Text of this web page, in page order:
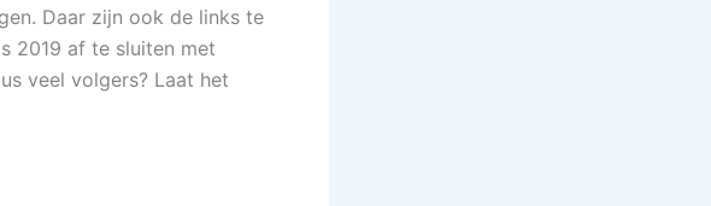
Daar zijn ook de links te
2019 af te sluiten met
veel volgers? Laat het